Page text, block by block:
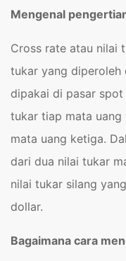
Mengenal
Cross rate atau nilai
tukar yang diperoleh
dipakai di pasar
tukar tiap mata uang
mata uang ketiga.
dari dua nilai tukar
nilai tukar silang
dollar.
Bagaimana cara